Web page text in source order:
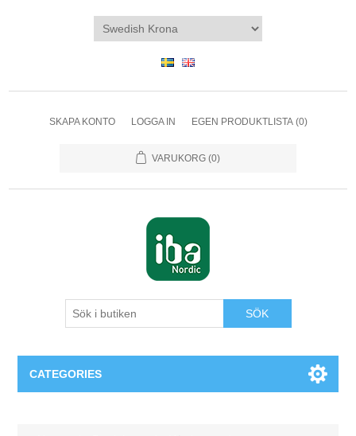
SKAPA KONTO LOGGA IN EGEN PRODUKTLISTA (0)
VARUKORG (0)
SÖK
CATEGORIES